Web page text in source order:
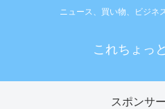
ニュース、買い物、ビジネ
これちょっ
スポンサ